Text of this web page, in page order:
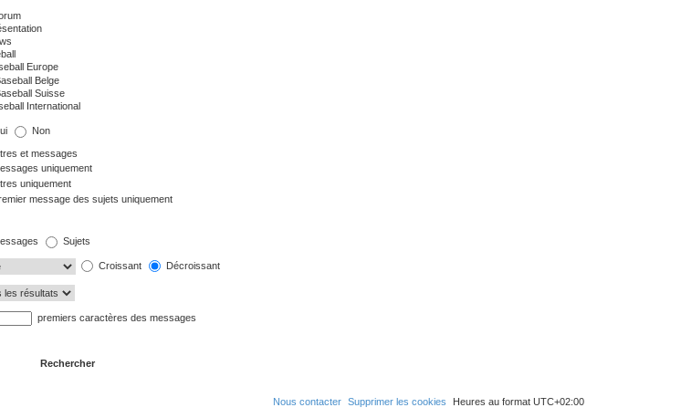
Non
et messages
uniquement
uniquement
message des sujets uniquement
Sujets
Croissant Décroissant
premiers caractères des messages
Heures au format UTC+02:00
Supprimer les cookies
Nous contacter